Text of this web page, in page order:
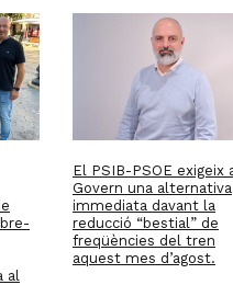
al
El PSIB-PSOE exigeix
Govern una alternativa
immediata davant la
reducció “bestial” de
freqüències del tren
aquest mes d’agost.